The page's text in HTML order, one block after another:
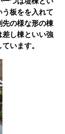
板をを入れて
先の様な形の棟
差し棟といい強
います。